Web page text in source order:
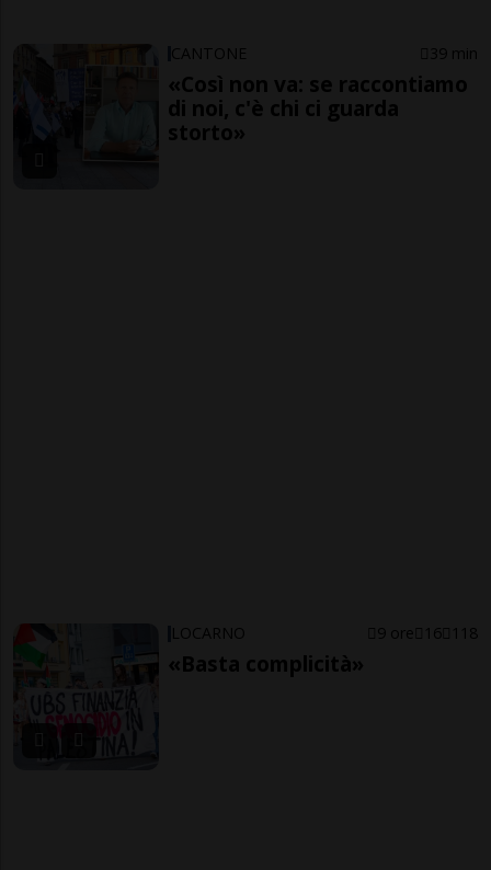
CANTONE 39 min
«Così non va: se raccontiamo
di noi, c'è chi ci guarda
storto»
LOCARNO 9 ore 16 118
«Basta complicità»